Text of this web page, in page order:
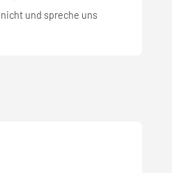
und spreche uns